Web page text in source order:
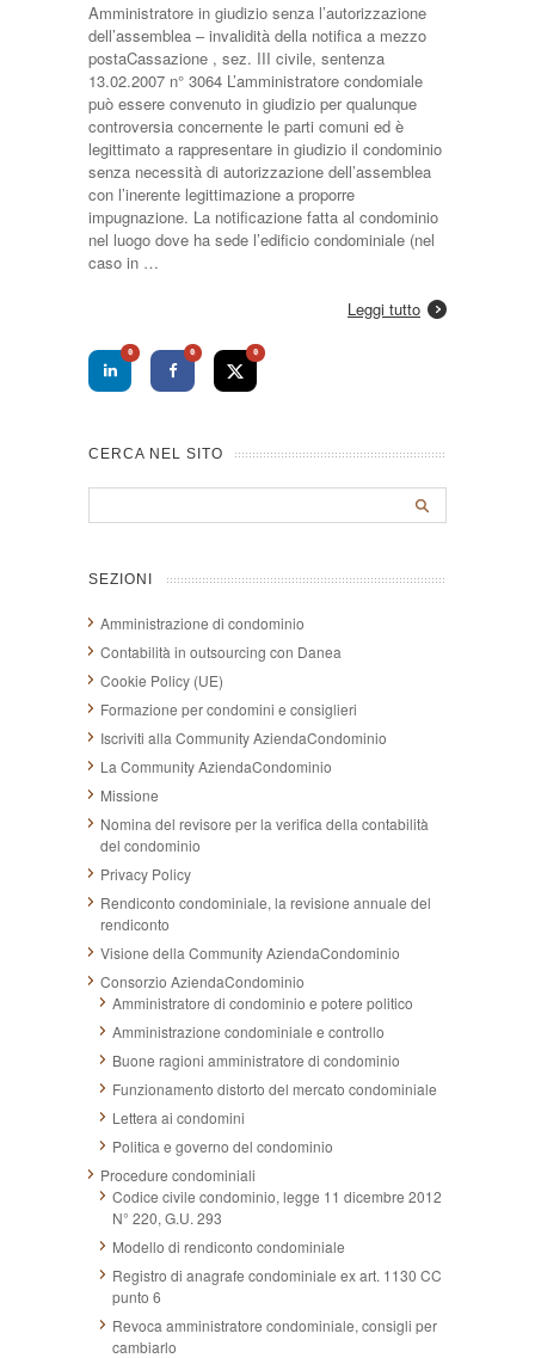
Amministratore in giudizio senza l’autorizzazione
dell’assemblea – invalidità della notifica a mezzo
postaCassazione , sez. III civile, sentenza
13.02.2007 n° 3064 L’amministratore condomiale
può essere convenuto in giudizio per qualunque
controversia concernente le parti comuni ed è
legittimato a rappresentare in giudizio il condominio
senza necessità di autorizzazione dell’assemblea
con l’inerente legittimazione a proporre
impugnazione. La notificazione fatta al condominio
nel luogo dove ha sede l’edificio condominiale (nel
caso in …
Leggi tutto
0 0 0
CERCA NEL SITO
SEZIONI
Amministrazione di condominio
Contabilità in outsourcing con Danea
Cookie Policy (UE)
Formazione per condomini e consiglieri
Iscriviti alla Community AziendaCondominio
La Community AziendaCondominio
Missione
Nomina del revisore per la verifica della contabilità
del condominio
Privacy Policy
Rendiconto condominiale, la revisione annuale del
rendiconto
Visione della Community AziendaCondominio
Consorzio AziendaCondominio
Amministratore di condominio e potere politico
Amministrazione condominiale e controllo
Buone ragioni amministratore di condominio
Funzionamento distorto del mercato condominiale
Lettera ai condomini
Politica e governo del condominio
Procedure condominiali
Codice civile condominio, legge 11 dicembre 2012
N° 220, G.U. 293
Modello di rendiconto condominiale
Registro di anagrafe condominiale ex art. 1130 CC
punto 6
Revoca amministratore condominiale, consigli per
cambiarlo